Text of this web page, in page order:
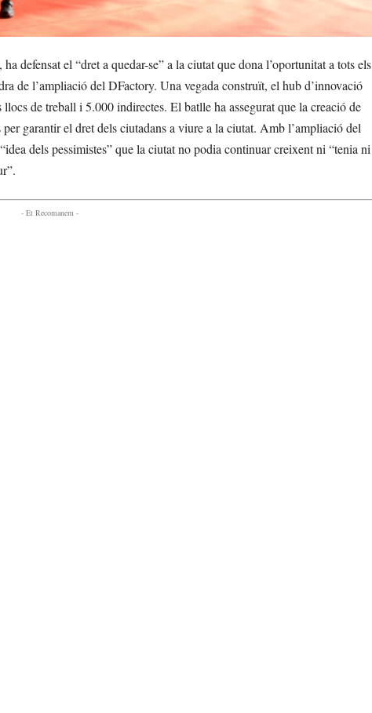
defensat el “dret a quedar-se” a la ciutat que dona l’oportunitat a tots els
de l’ampliació del DFactory. Una vegada construït, el hub d’innovació
de treball i 5.000 indirectes. El batlle ha assegurat que la creació de
garantir el dret dels ciutadans a viure a la ciutat. Amb l’ampliació del
dels pessimistes” que la ciutat no podia continuar creixent ni “tenia ni
- Et Recomanem -